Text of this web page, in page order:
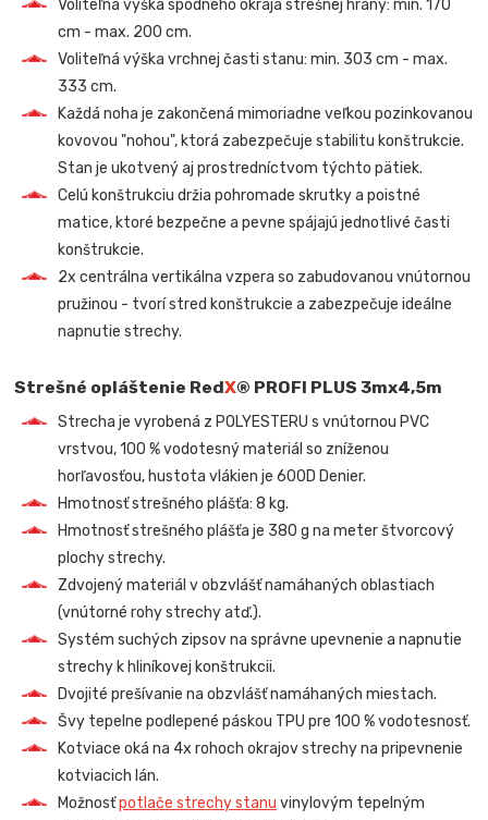
Voliteľná výška spodného okraja strešnej hrany: min. 170
cm - max. 200 cm.
Voliteľná výška vrchnej časti stanu: min. 303 cm - max.
333 cm.
Každá noha je zakončená mimoriadne veľkou pozinkovanou
kovovou "nohou", ktorá zabezpečuje stabilitu konštrukcie.
Stan je ukotvený aj prostredníctvom týchto pätiek.
Celú konštrukciu držia pohromade skrutky a poistné
matice, ktoré bezpečne a pevne spájajú jednotlivé časti
konštrukcie.
2x centrálna vertikálna vzpera so zabudovanou vnútornou
pružinou - tvorí stred konštrukcie a zabezpečuje ideálne
napnutie strechy.
Strešné opláštenie RedX® PROFI PLUS 3mx4,5m
Strecha je vyrobená z POLYESTERU s vnútornou PVC
vrstvou, 100 % vodotesný materiál so zníženou
horľavosťou, hustota vlákien je 600D Denier.
Hmotnosť strešného plášťa: 8 kg.
Hmotnosť strešného plášťa je 380 g na meter štvorcový
plochy strechy.
Zdvojený materiál v obzvlášť namáhaných oblastiach
(vnútorné rohy strechy atď.).
Systém suchých zipsov na správne upevnenie a napnutie
strechy k hliníkovej konštrukcii.
Dvojité prešívanie na obzvlášť namáhaných miestach.
Švy tepelne podlepené páskou TPU pre 100 % vodotesnosť.
Kotviace oká na 4x rohoch okrajov strechy na pripevnenie
kotviacich lán.
Možnosťpotlače strechy stanu vinylovým tepelným